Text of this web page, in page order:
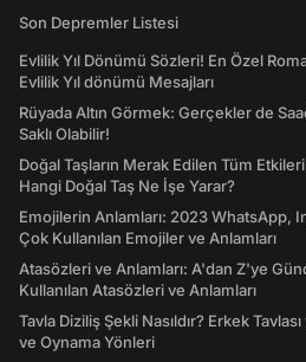
Son Depremler Listesi
Evlilik Yıl Dönümü Sözleri! En Özel
Evlilik Yıl dönümü Mesajları
Rüyada Altın Görmek: Gerçekler de
Saklı Olabilir!
Doğal Taşların Merak Edilen Tüm
Hangi Doğal Taş Ne İşe Yarar?
Emojilerin Anlamları: 2023 WhatsApp,
Çok Kullanılan Emojiler ve Anlamları
Atasözleri ve Anlamları: A'dan Z'ye
Kullanılan Atasözleri ve Anlamları
Tavla Diziliş Şekli Nasıldır? Erkek
ve Oynama Yönleri